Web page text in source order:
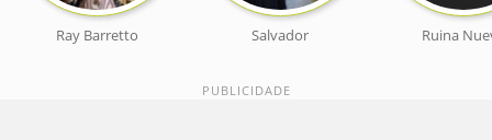
Ray Barretto Salvador Ruina